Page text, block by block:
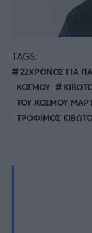
TAGS:
22ΧΡΟΝΟΣ ΓΙΑ
ΚΟΣΜΟΥ
ΤΟΥ ΚΟΣΜΟΥ
ΤΡΟΦΙΜΟΣ